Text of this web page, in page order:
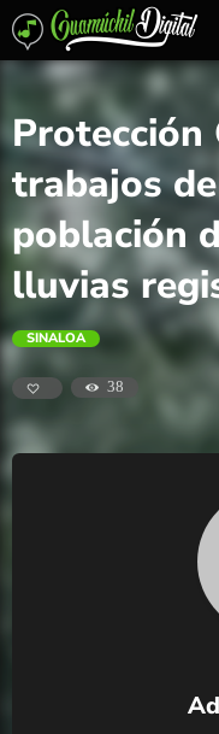
Protección
trabajos
población
lluvias
SINALOA
38